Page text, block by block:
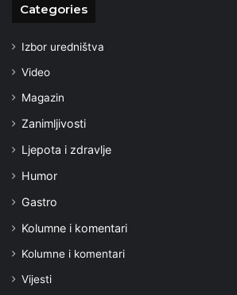
Categories
Izbor uredništva
Video
Magazin
Zanimljivosti
Ljepota i zdravlje
Humor
Gastro
Kolumne i komentari
Kolumne i komentari
Vijesti